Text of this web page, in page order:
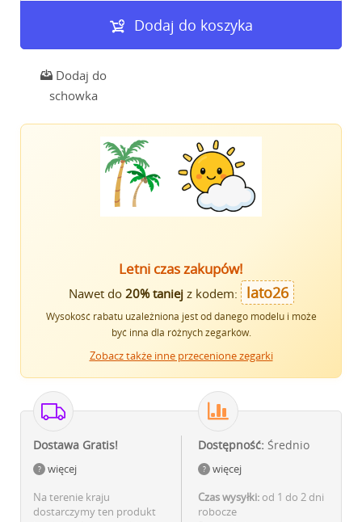
Dodaj do koszyka
Dodaj do
schowka
Letni czas zakupów!
Nawet do 20% taniejz kodem: lato26
Wysokość rabatu uzależniona jest od danego modelu i może
być inna dla różnych zegarków.
Zobacz także inne przecenione zegarki
Dostawa Gratis!
więcej
Na terenie kraju
dostarczymy ten produkt
Dostępność: Średnio
więcej
Czas wysyłki: od 1 do 2 dni
robocze